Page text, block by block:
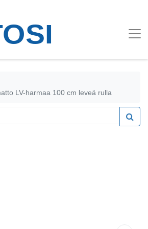
LV-harmaa 100 cm leveä rulla